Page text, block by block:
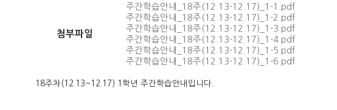
첨부파일
주간학습안내_18주(12.13-12.17)_1-1.pdf
주간학습안내_18주(12.13-12.17)_1-2.pdf
주간학습안내_18주(12.13-12.17)_1-3.pdf
주간학습안내_18주(12.13-12.17)_1-4.pdf
주간학습안내_18주(12.13-12.17)_1-5.pdf
주간학습안내_18주(12.13-12.17)_1-6.pdf
18주차(12.13~12.17) 1학년 주간학습안내입니다.